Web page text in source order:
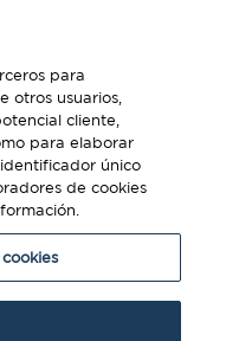
para
otros usuarios,
cliente,
para elaborar
único
de cookies